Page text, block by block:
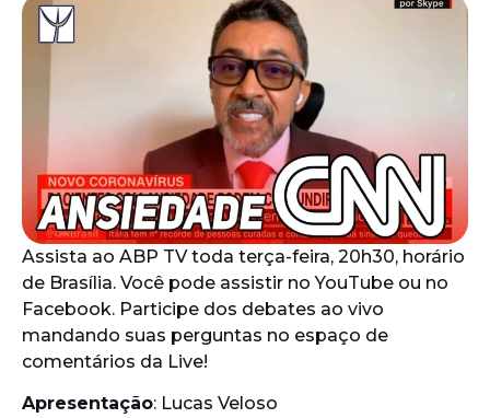
Assista ao ABP TV toda terça-feira, 20h30, horário
de Brasília. Você pode assistir no YouTube ou no
Facebook. Participe dos debates ao vivo
mandando suas perguntas no espaço de
comentários da Live!
Apresentação: Lucas Veloso